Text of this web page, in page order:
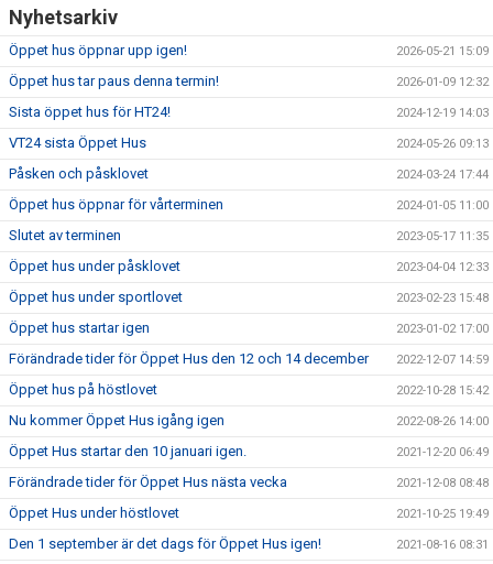
Nyhetsarkiv
Öppet hus öppnar upp igen! 2026-05-21 15:09
Öppet hus tar paus denna termin! 2026-01-09 12:32
Sista öppet hus för HT24! 2024-12-19 14:03
VT24 sista Öppet Hus 2024-05-26 09:13
Påsken och påsklovet 2024-03-24 17:44
Öppet hus öppnar för vårterminen 2024-01-05 11:00
Slutet av terminen 2023-05-17 11:35
Öppet hus under påsklovet 2023-04-04 12:33
Öppet hus under sportlovet 2023-02-23 15:48
Öppet hus startar igen 2023-01-02 17:00
Förändrade tider för Öppet Hus den 12 och 14 december 2022-12-07 14:59
Öppet hus på höstlovet 2022-10-28 15:42
Nu kommer Öppet Hus igång igen 2022-08-26 14:00
Öppet Hus startar den 10 januari igen. 2021-12-20 06:49
Förändrade tider för Öppet Hus nästa vecka 2021-12-08 08:48
Öppet Hus under höstlovet 2021-10-25 19:49
Den 1 september är det dags för Öppet Hus igen! 2021-08-16 08:31